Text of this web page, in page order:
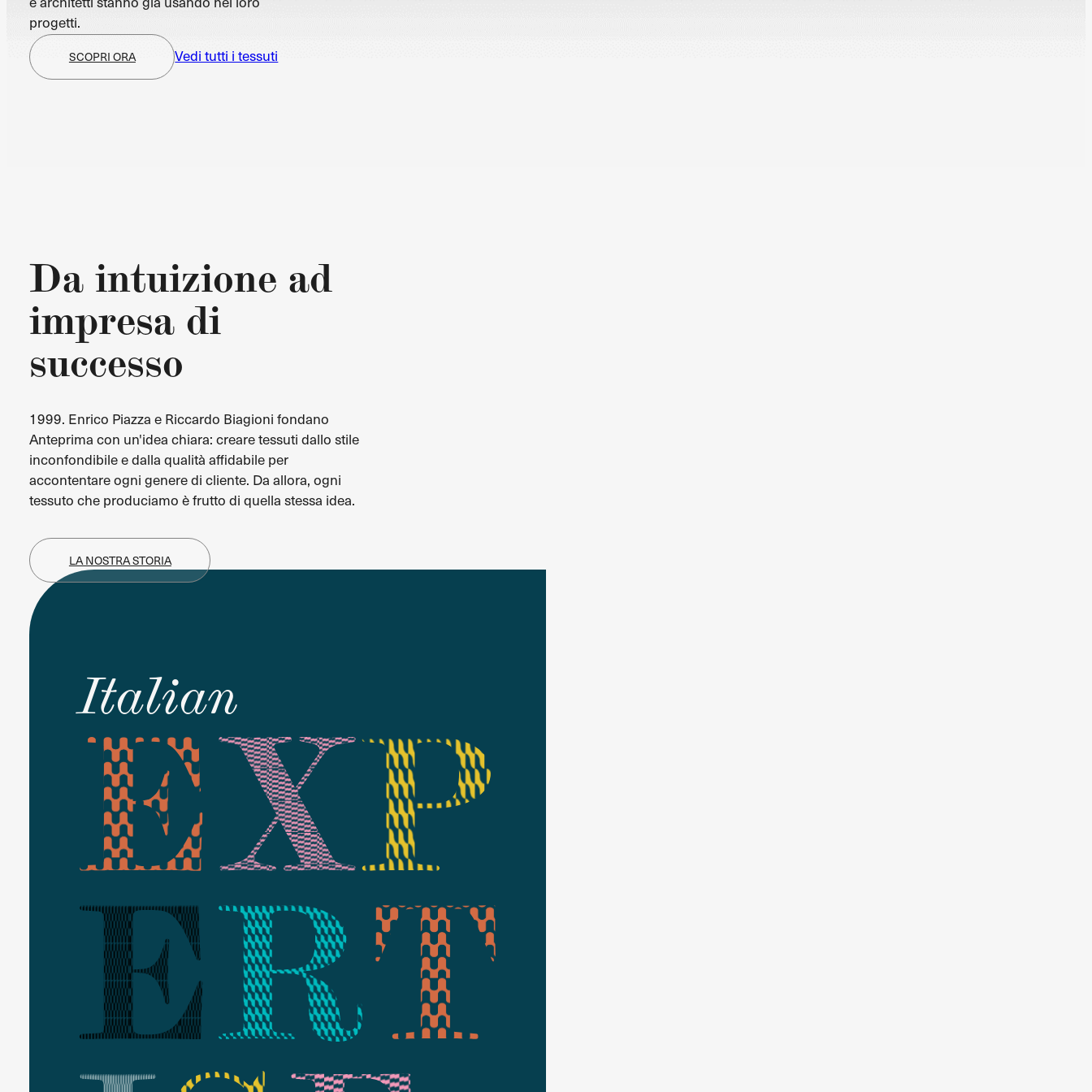
progetti.
SCOPRI ORA Vedi tutti i tessuti
Da intuizione ad
impresa di
successo
1999. Enrico Piazza e Riccardo Biagioni fondano
Anteprima con un'idea chiara: creare tessuti dallo stile
inconfondibile e dalla qualità affidabile per
accontentare ogni genere di cliente. Da allora, ogni
tessuto che produciamo è frutto di quella stessa idea.
LA NOSTRA STORIA
Italian